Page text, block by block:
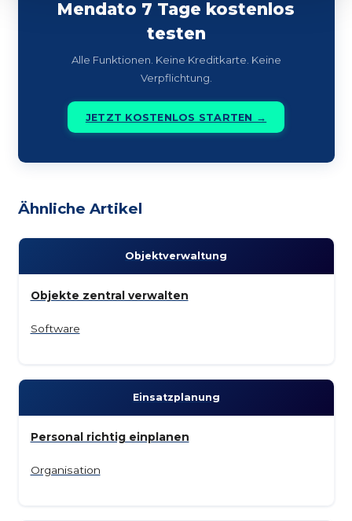
Mendato 7 Tage kostenlos
testen
Alle Funktionen. Keine Kreditkarte. Keine
Verpflichtung.
JETZT KOSTENLOS STARTEN →
Ähnliche Artikel
Objekt­verwaltung
Objekte zentral verwalten
Software
Einsatz­planung
Personal richtig einplanen
Organisation